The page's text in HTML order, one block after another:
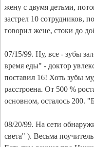
жену с двумя детьми,
застрел 10 сотрудников,
говорил жене, стоки до
07/15/99. Ну, все - зубы
время еды" - доктор
поставил 16! Хоть зубы
расстроена. От 500 %
основном, осталось 200.
08/20/99. На сети
света" ). Весьма